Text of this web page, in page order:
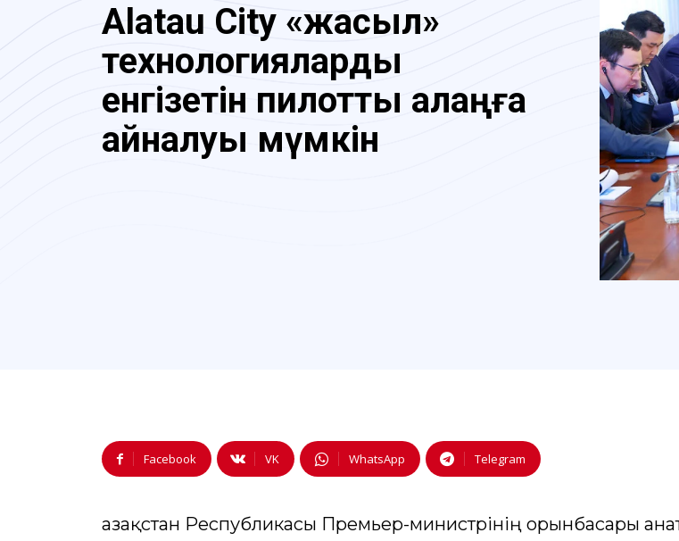
Alatau City «жасыл»
технологияларды
енгізетін пилоттық алаңға
айналуы мүмкін
Facebook VK WhatsApp Telegram
Қазақстан Республикасы Премьер-министрінің орынбасары